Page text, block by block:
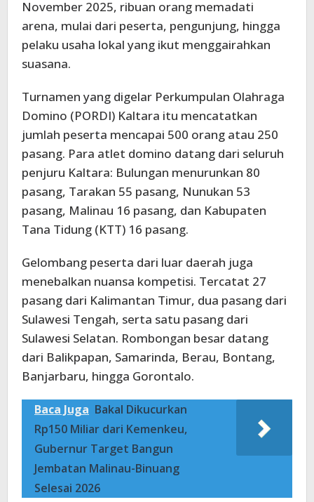
November 2025, ribuan orang memadati
arena, mulai dari peserta, pengunjung, hingga
pelaku usaha lokal yang ikut menggairahkan
suasana.
Turnamen yang digelar Perkumpulan Olahraga
Domino (PORDI) Kaltara itu mencatatkan
jumlah peserta mencapai 500 orang atau 250
pasang. Para atlet domino datang dari seluruh
penjuru Kaltara: Bulungan menurunkan 80
pasang, Tarakan 55 pasang, Nunukan 53
pasang, Malinau 16 pasang, dan Kabupaten
Tana Tidung (KTT) 16 pasang.
Gelombang peserta dari luar daerah juga
menebalkan nuansa kompetisi. Tercatat 27
pasang dari Kalimantan Timur, dua pasang dari
Sulawesi Tengah, serta satu pasang dari
Sulawesi Selatan. Rombongan besar datang
dari Balikpapan, Samarinda, Berau, Bontang,
Banjarbaru, hingga Gorontalo.
Baca Juga Bakal Dikucurkan
Rp150 Miliar dari Kemenkeu,
Gubernur Target Bangun
Jembatan Malinau-Binuang
Selesai 2026